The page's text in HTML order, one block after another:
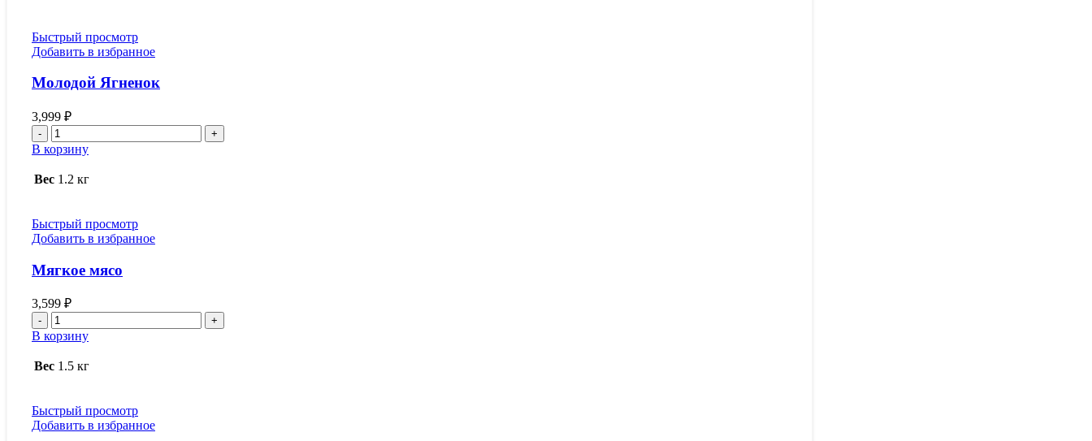
Быстрый просмотр
Добавить в избранное
Молодой Ягненок
3,999 ₽
Количество
товара
Молодой
Ягненок
В корзину
Вес 1.2 кг
Быстрый просмотр
Добавить в избранное
Мягкое мясо
3,599 ₽
Количество
товара
Мягкое
мясо
В корзину
Вес 1.5 кг
Быстрый просмотр
Добавить в избранное